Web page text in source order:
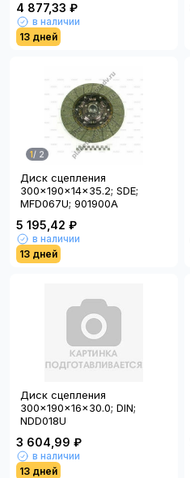
4 877,33 ₽
в наличии
13 дней
1/ 2
Диск сцепления
300x190x14x35.2; SDE;
MFD067U; 901900A
5 195,42 ₽
в наличии
13 дней
Диск сцепления
300x190x16x30.0; DIN;
NDD018U
3 604,99 ₽
в наличии
13 дней